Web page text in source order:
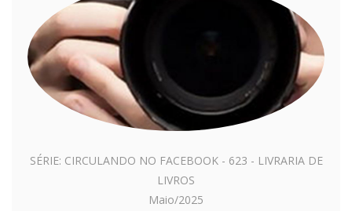
SÉRIE: CIRCULANDO NO FACEBOOK - 623 - LIVRARIA DE
LIVROS
Maio/2025